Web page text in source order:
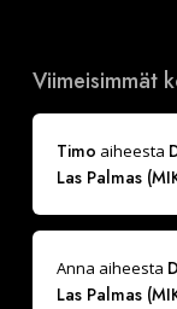
Viimeisimmät
Timo aiheesta
Las Palmas
Anna aiheesta
Las Palmas